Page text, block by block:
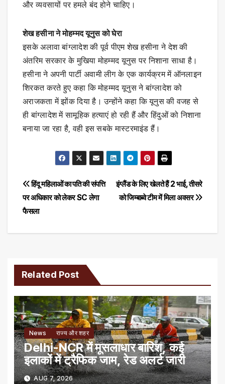
और व्यवसायों पर हमले बंद होने चाहिए।
शेख हसीना ने मोहम्मद यूनुस को घेरा
इसके अलावा बांग्लादेश की पूर्व पीएम शेख हसीना ने देश की
अंतरिम सरकार के मुखिया मोहम्मद यूनुस पर निशाना साधा है।
हसीना ने अपनी पार्टी अवामी लीग के एक कार्यक्रम में ऑनलाइन
शिरकत करते हुए कहा कि मोहम्मद यूनुस ने बांग्लादेश को
अराजकता में झोंक दिया है। उन्होंने कहा कि यूनुस की वजह से
ही बांग्लादेश में सामूहिक हत्याएं हो रही हैं और हिंदुओं को निशाना
बनाया जा रहा है, वही इस सबके मास्टरमाइंड हैं।
Post
navigation
इंग्‍लैंड के लिए खेलते हैं 2 भाई, तीसरे
को जिम्‍बाब्‍वे टीम में मिला अवसर
हिंदू महिलाओं का पति की संपत्ति
पर अधिकार को लेकर SC लेगा
फैसला
Related Post
News राज्य और शहर
Delhi-NCR में मूसलाधार बारिश, कई
इलाकों में ट्रैफिक जाम, रेड अलर्ट जारी
AUG 7, 2026